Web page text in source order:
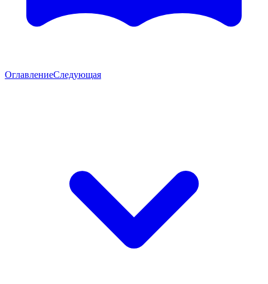
ОглавлениеСледующая